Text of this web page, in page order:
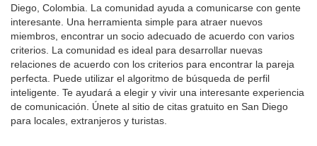
Diego, Colombia. La comunidad ayuda a comunicarse con gente
interesante. Una herramienta simple para atraer nuevos
miembros, encontrar un socio adecuado de acuerdo con varios
criterios. La comunidad es ideal para desarrollar nuevas
relaciones de acuerdo con los criterios para encontrar la pareja
perfecta. Puede utilizar el algoritmo de búsqueda de perfil
inteligente. Te ayudará a elegir y vivir una interesante experiencia
de comunicación. Únete al sitio de citas gratuito en San Diego
para locales, extranjeros y turistas.